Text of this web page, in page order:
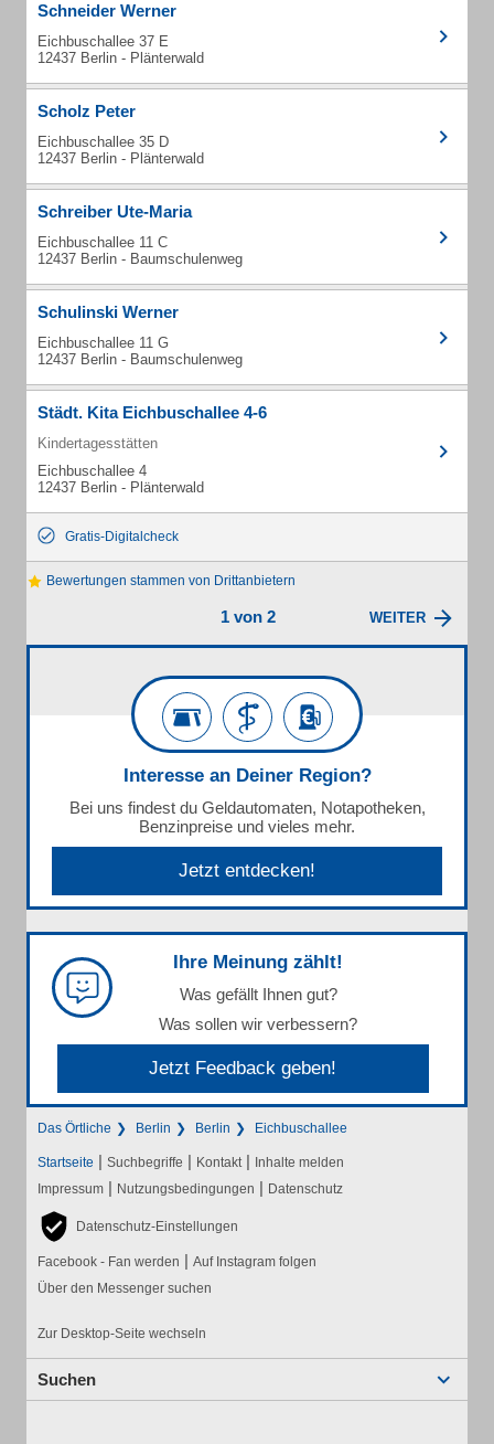
Schneider Werner
Eichbuschallee 37 E
12437 Berlin - Plänterwald
Scholz Peter
Eichbuschallee 35 D
12437 Berlin - Plänterwald
Schreiber Ute-Maria
Eichbuschallee 11 C
12437 Berlin - Baumschulenweg
Schulinski Werner
Eichbuschallee 11 G
12437 Berlin - Baumschulenweg
Städt. Kita Eichbuschallee 4-6
Kindertagesstätten
Eichbuschallee 4
12437 Berlin - Plänterwald
Gratis-Digitalcheck
Bewertungen stammen von Drittanbietern
1 von 2 WEITER
Interesse an Deiner Region?
Bei uns findest du Geldautomaten, Notapotheken,
Benzinpreise und vieles mehr.
Jetzt entdecken!
Ihre Meinung zählt!
Was gefällt Ihnen gut?
Was sollen wir verbessern?
Jetzt Feedback geben!
Das Örtliche Berlin Berlin Eichbuschallee
Startseite | Suchbegriffe | Kontakt | Inhalte melden
Impressum | Nutzungsbedingungen | Datenschutz
Datenschutz-Einstellungen
Facebook - Fan werden | Auf Instagram folgen
Über den Messenger suchen
Zur Desktop-Seite wechseln
Suchen